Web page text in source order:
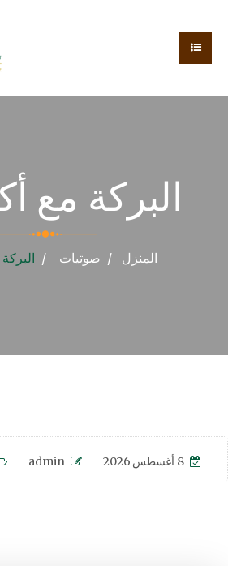
البركة مع
المنزل صوتيات
8 أغسطس 2026 admin